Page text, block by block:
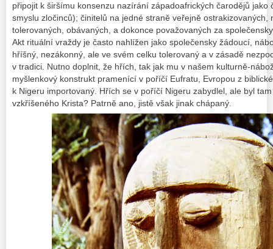
připojit k širšímu konsenzu nazírání západoafrických čarodějů jako
smyslu zločinců); činitelů na jedné straně veřejně ostrakizovaných,
tolerovaných, obávaných, a dokonce považovaných za
Akt rituální vraždy je často nahlížen jako společensky žádoucí,
hříšný, nezákonný, ale ve svém celku tolerovaný a v zásadě
v tradici. Nutno doplnit, že hřích, tak jak mu v našem kulturně-
myšlenkový konstrukt pramenící v poříčí Eufratu, Evropou z
k Nigeru importovaný. Hřích se v poříčí Nigeru zabydlel, ale byl
vzkříšeného Krista? Patrně ano, jistě však jinak chápaný.